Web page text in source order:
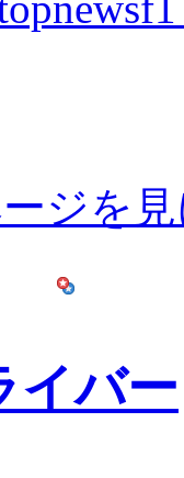
ージを
イバー